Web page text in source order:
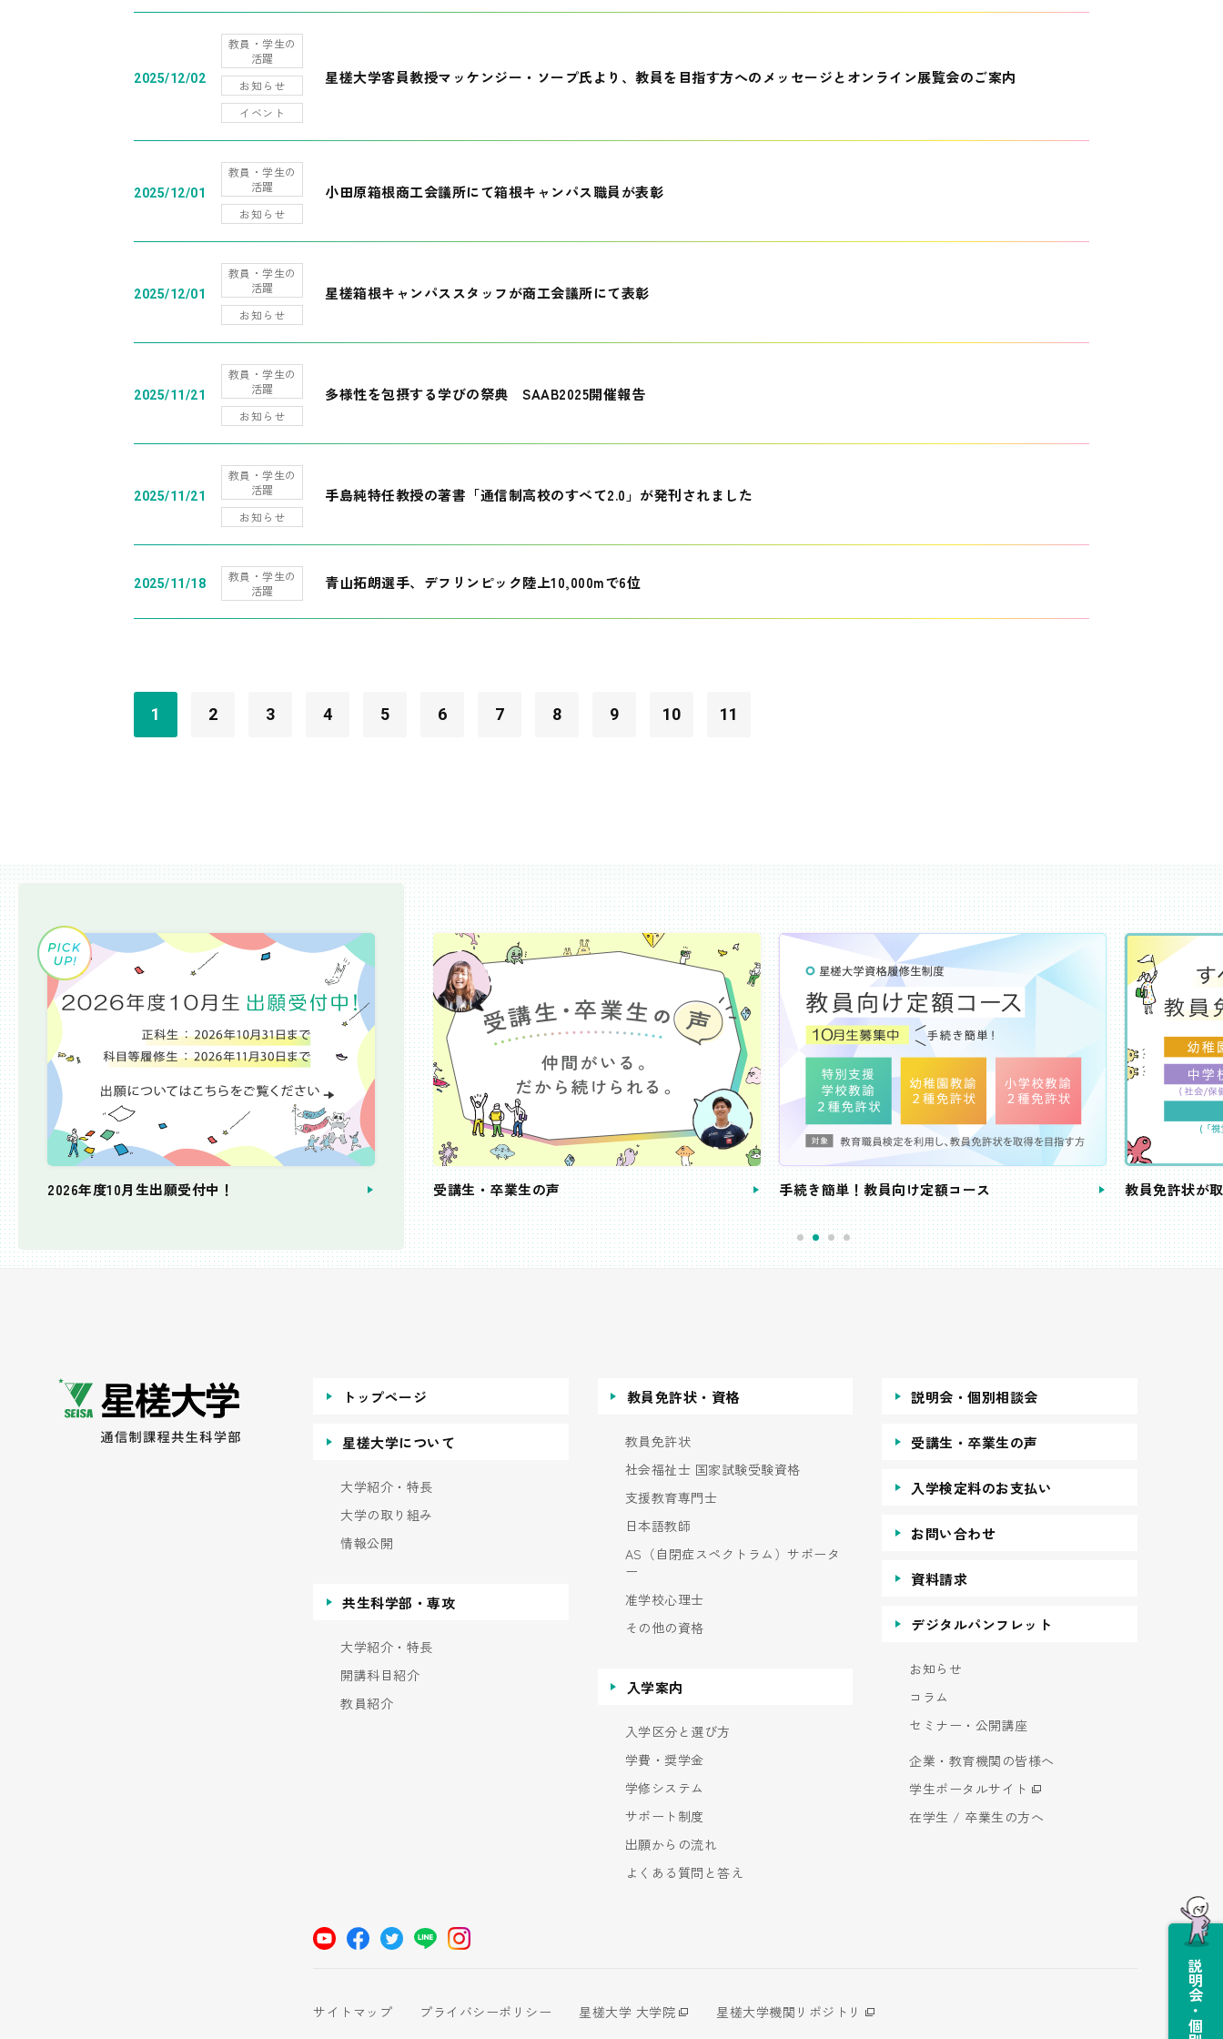
2025/12/02
教員・学生の
活躍
お知らせ
イベント
星槎大学客員教授マッケンジー・ソープ氏より、教員を目指す方へのメッセージとオンライン展覧会のご案内
2025/12/01
教員・学生の
活躍
お知らせ
小田原箱根商工会議所にて箱根キャンパス職員が表彰
2025/12/01
教員・学生の
活躍
お知らせ
星槎箱根キャンパススタッフが商工会議所にて表彰
2025/11/21
教員・学生の
活躍
お知らせ
多様性を包摂する学びの祭典 SAAB2025開催報告
2025/11/21
教員・学生の
活躍
お知らせ
手島純特任教授の著書「通信制高校のすべて2.0」が発刊されました
2025/11/18
教員・学生の
活躍
青山拓朗選手、デフリンピック陸上10,000mで6位
1 2 3 4 5 6 7 8 9 10 11
2026年度10月生出願受付中！
個別相談会 受講生・卒業生の声 手続き簡単！教員向け定額コース 教員免許状が
トップページ
星槎大学について
大学紹介・特長
大学の取り組み
情報公開
共生科学部・専攻
大学紹介・特長
開講科目紹介
教員紹介
教員免許状・資格
教員免許状
社会福祉士 国家試験受験資格
支援教育専門士
日本語教師
AS（自閉症スペクトラム）サポータ
ー
准学校心理士
その他の資格
入学案内
入学区分と選び方
学費・奨学金
学修システム
サポート制度
出願からの流れ
よくある質問と答え
説明会・個別相談会
受講生・卒業生の声
入学検定料のお支払い
お問い合わせ
資料請求
デジタルパンフレット
お知らせ
コラム
セミナー・公開講座
企業・教育機関の皆様へ
学生ポータルサイト
在学生 / 卒業生の方へ
サイトマップ プライバシーポリシー 星槎大学 大学院
星槎大学機関リポジトリ